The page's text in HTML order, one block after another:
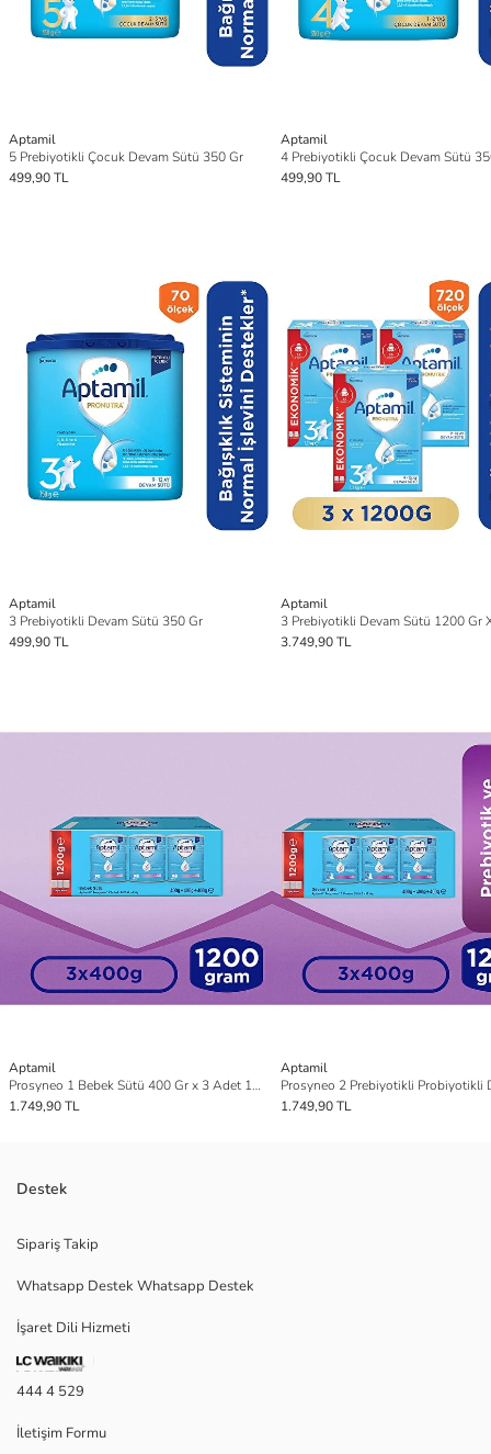
Aptamil
5 Prebiyotikli Çocuk Devam Sütü 350 Gr
499,90 TL
Aptamil
4 Prebiyotikli Çocuk Devam Sütü
499,90 TL
Aptamil
3 Prebiyotikli Devam Sütü 350 Gr
499,90 TL
Aptamil
3.749,90 TL
Aptamil
Prosyneo 1 Bebek Sütü 400 Gr x 3 Adet 1200 Gr
1.749,90 TL
Aptamil
1.749,90 TL
Destek
Sipariş Takip
Whatsapp Destek Whatsapp Destek
İşaret Dili Hizmeti
444 4 529
İletişim Formu